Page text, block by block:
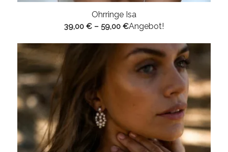
Ohrringe Isa
39,00 €– 59,00 €Angebot!